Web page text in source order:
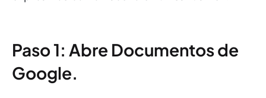
Paso 1: Abre Documentos de
Google.